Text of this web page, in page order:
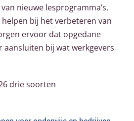
nieuwe lesprogramma’s.
helpen bij het verbeteren van
ervoor dat opgedane
aansluiten bij wat werkgevers
drie soorten